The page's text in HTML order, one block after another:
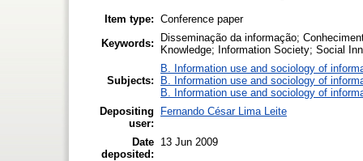
Item type: Conference paper
Keywords:
Disseminação da informação;
Knowledge; Information Society; Social
Subjects:
B. Information use and sociology of
B. Information use and sociology of
B. Information use and sociology of
Depositing
user:
Fernando César Lima Leite
Date
deposited:
13 Jun 2009